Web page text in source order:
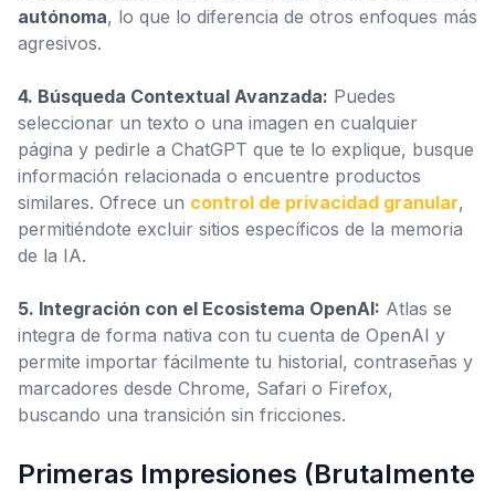
autónoma, lo que lo diferencia de otros enfoques más
agresivos.
4. Búsqueda Contextual Avanzada: Puedes
seleccionar un texto o una imagen en cualquier
página y pedirle a ChatGPT que te lo explique, busque
información relacionada o encuentre productos
similares. Ofrece un control de privacidad granular,
permitiéndote excluir sitios específicos de la memoria
de la IA.
5. Integración con el Ecosistema OpenAI: Atlas se
integra de forma nativa con tu cuenta de OpenAI y
permite importar fácilmente tu historial, contraseñas y
marcadores desde Chrome, Safari o Firefox,
buscando una transición sin fricciones.
Primeras Impresiones (Brutalmente